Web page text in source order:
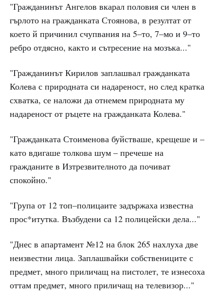
"Гражданинът Ангелов вкарал половия си член в
гърлото на гражданката Стоянова, в резултат от
което й причинил счупвания на 5–то, 7–мо и 9–то
ребро отдясно, както и сътресение на мозъка..."
"Гражданинът Кирилов заплашвал гражданката
Колева с природната си надареност, но след кратка
схватка, се наложи да отнемем природната му
надареност от ръцете на гражданката Колева."
"Гражданката Стоименова буйстваше, крещеше и –
като вдигаше толкова шум – пречеше на
гражданите в Изтрезвителното да почиват
спокойно."
"Група от 12 топ–полицаите задържаха известна
прос*итутка. Възбудени са 12 полицейски дела..."
"Днес в апартамент №12 на блок 265 нахлуха две
неизвестни лица. Заплашвайки собствениците с
предмет, много приличащ на пистолет, те изнесоха
оттам предмет, много приличащ на телевизор..."